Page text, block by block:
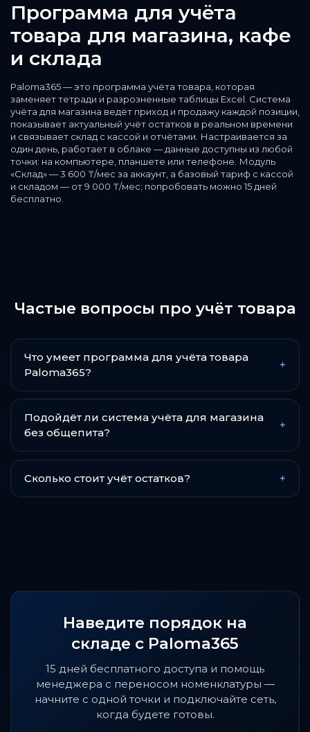
Программа для учёта
товара для магазина, кафе
и склада
Paloma365 — это программа учёта товара, которая
заменяет тетради и разрозненные таблицы Excel. Система
учёта для магазина ведёт приход и продажу каждой позиции,
показывает актуальный учёт остатков в реальном времени
и связывает склад с кассой и отчётами. Настраивается за
один день, работает в облаке — данные доступны из любой
точки: на компьютере, планшете или телефоне. Модуль
«Склад» — 3 600 ₸/мес за аккаунт, а базовый тариф с кассой
и складом — от 9 000 ₸/мес; попробовать можно 15 дней
бесплатно.
Частые вопросы про учёт товара
Что умеет программа для учёта товара
Paloma365?
+
Подойдёт ли система учёта для магазина
без общепита?
+
Сколько стоит учёт остатков? +
Наведите порядок на
складе с Paloma365
15 дней бесплатного доступа и помощь
менеджера с переносом номенклатуры —
начните с одной точки и подключайте сеть,
когда будете готовы.